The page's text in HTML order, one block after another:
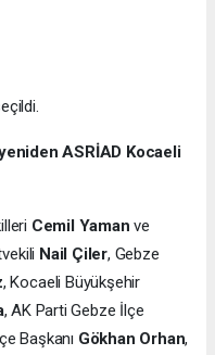
yeniden ASRİAD Kocaeli
Cemil Yaman ve
Nail Çiler, Gebze
, Kocaeli Büyükşehir
, AK Parti Gebze İlçe
Başkanı Gökhan Orhan,